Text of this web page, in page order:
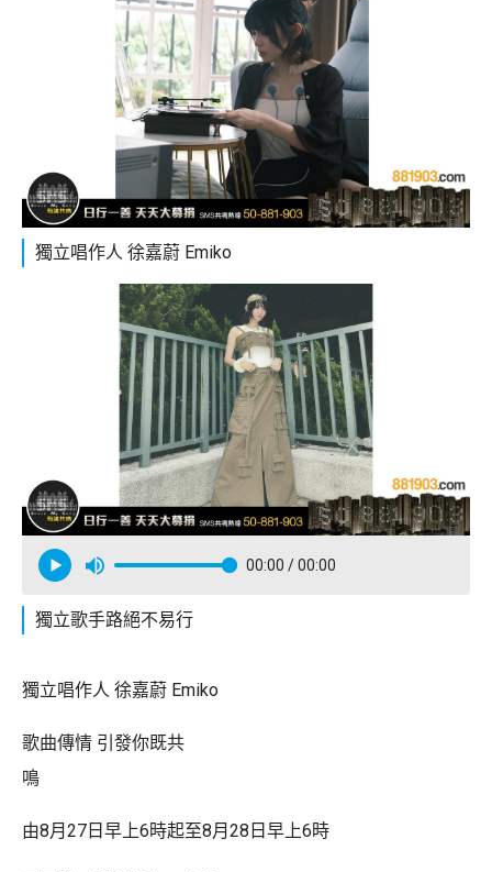
獨立唱作人 徐嘉蔚 Emiko
00:00 / 00:00
獨立歌手路絕不易行
獨立唱作人 徐嘉蔚 Emiko
歌曲傳情 引發你既共
鳴
由8月27日早上6時起至8月28日早上6時